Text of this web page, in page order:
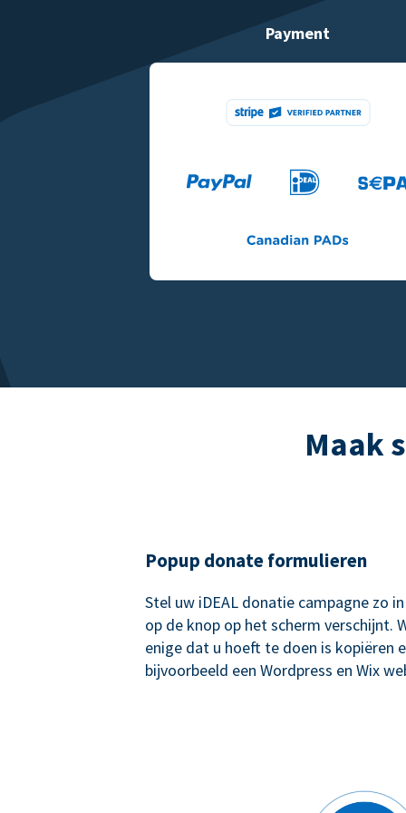
Payment
Maak
Popup donate formulieren
Stel uw iDEAL donatie campagne zo
op de knop op het scherm verschijnt.
enige dat u hoeft te doen is kopiëren
bijvoorbeeld een Wordpress en Wix